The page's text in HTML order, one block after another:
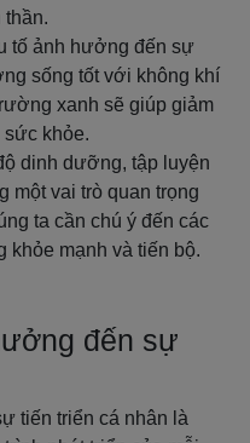
tố ảnh hưởng đến sự
sống tốt với không khí
xanh sẽ giúp giảm
sức khỏe.
dinh dưỡng, tập luyện
một vai trò quan trọng
ta cần chú ý đến các
khỏe mạnh và tiến bộ.
đến sự
tiến triển cá nhân là